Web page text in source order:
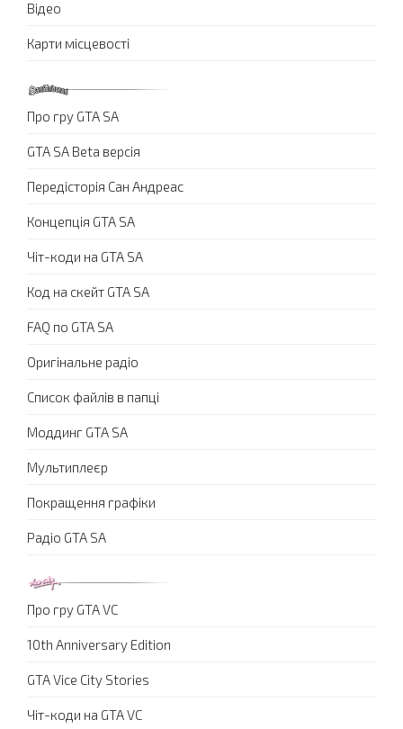
Відео
Карти місцевості
Про гру GTA SA
GTA SA Beta версія
Передісторія Сан Андреас
Концепція GTA SA
Чіт-коди на GTA SA
Код на скейт GTA SA
FAQ по GTA SA
Оригінальне радіо
Список файлів в папці
Моддинг GTA SA
Мультиплеєр
Покращення графіки
Радіо GTA SA
Про гру GTA VC
10th Anniversary Edition
GTA Vice City Stories
Чіт-коди на GTA VC